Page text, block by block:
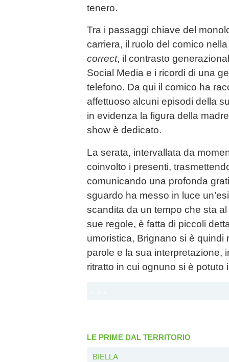
tenero.
Tra i passaggi chiave del
carriera, il ruolo del comico
correct, il contrasto
Social Media e i ricordi di una
telefono. Da qui il comico ha
affettuoso alcuni episodi della
in evidenza la figura della
show è dedicato.
La serata, intervallata da
coinvolto i presenti,
comunicando una profonda
sguardo ha messo in luce
scandita da un tempo che sta
sue regole, è fatta di piccoli
umoristica, Brignano si è quindi
parole e la sua interpretazione,
ritratto in cui ognuno si è potuto
LE PRIME DAL TERRITORIO
BIELLA